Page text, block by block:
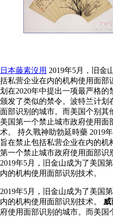
日本藤素沒用 2019年5月，旧金
括私营企业在内的机构使用面部
划在2020年中提出一项最严格
颁发了类似的禁令。波特兰计划
面部识别的城市。而美国个别其
美国第一个禁止城市政府使用
术。 持久戰神助勃延時藥 2019
旨在禁止包括私营企业在内的机
第一个禁止城市政府使用面部识
2019年5月，旧金山成为了美国
内的机构使用面部识别技术。
2019年5月，旧金山成为了美国
内的机构使用面部识别技术。 威
府使用面部识别的城市。而美